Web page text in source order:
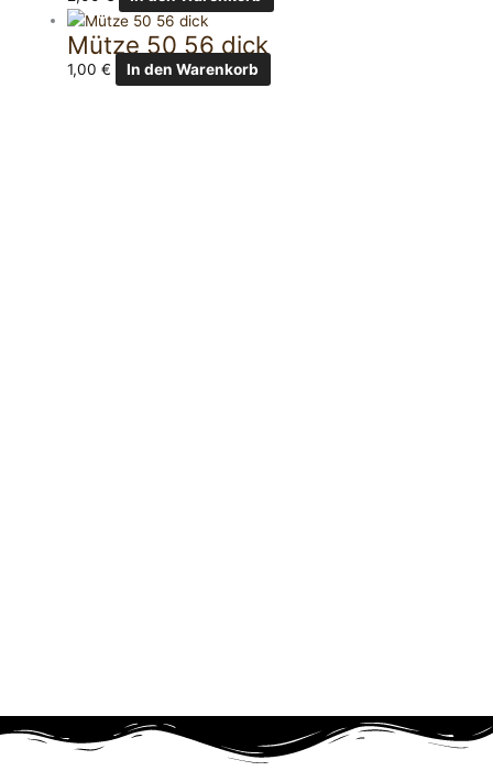
Mütze 50 56 dick
1,00€ In den Warenkorb